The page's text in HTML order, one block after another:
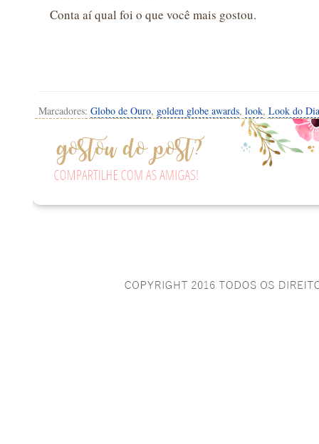
Conta aí qual foi o que você mais gostou.
Marcadores: Globo de Ouro, golden globe awards, look, Look do Dia